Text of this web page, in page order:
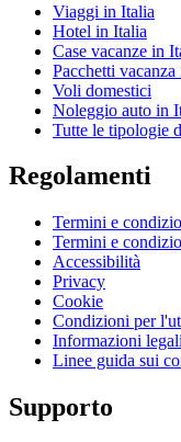
Viaggi in Italia
Hotel in Italia
Case vacanze in
Pacchetti
Voli domestici
Noleggio auto in
Tutte le tipologie
Regolamenti
Termini e
Termini e
Accessibilità
Privacy
Cookie
Condizioni per
Informazioni
Linee guida sui
Supporto